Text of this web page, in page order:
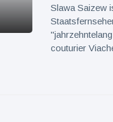
Slawa Saizew
couturier